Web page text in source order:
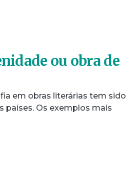
ou obra de
em obras literárias tem sido
países. Os exemplos mais